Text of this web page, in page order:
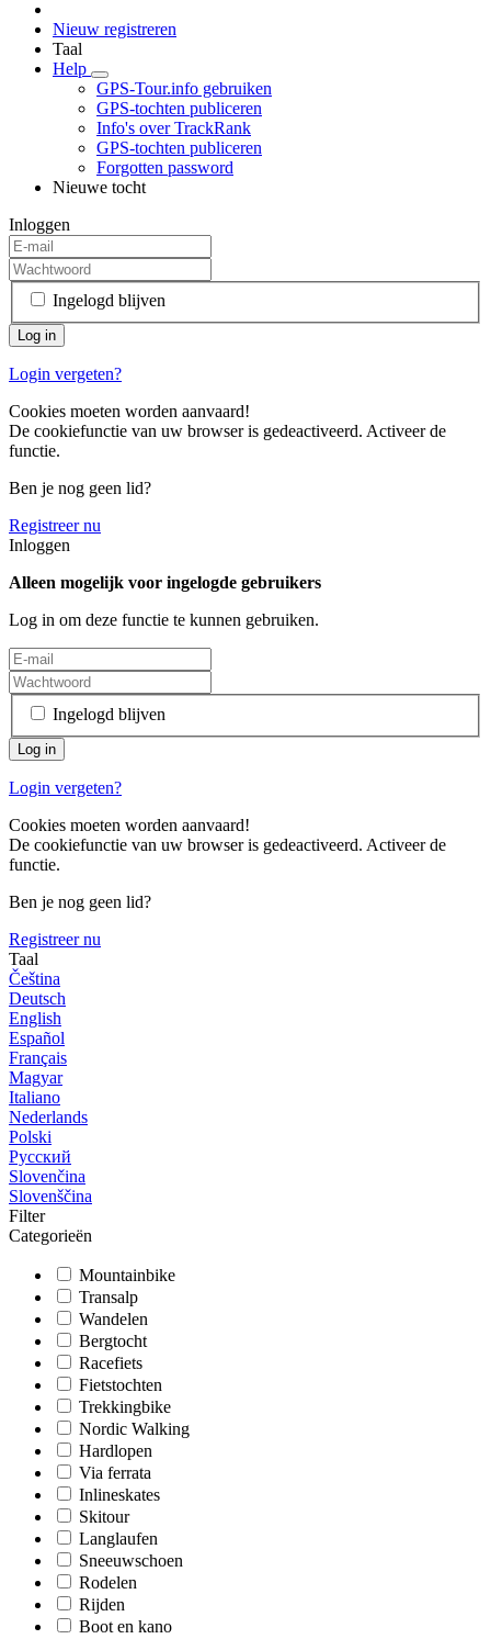
Nieuw registreren
Taal
Help
GPS-Tour.info gebruiken
GPS-tochten publiceren
Info's over TrackRank
GPS-tochten publiceren
Forgotten password
Nieuwe tocht
Inloggen
Ingelogd blijven
Login vergeten?
Cookies moeten worden aanvaard!
De cookiefunctie van uw browser is gedeactiveerd. Activeer de
functie.
Ben je nog geen lid?
Registreer nu
Inloggen
Alleen mogelijk voor ingelogde gebruikers
Log in om deze functie te kunnen gebruiken.
Ingelogd blijven
Login vergeten?
Cookies moeten worden aanvaard!
De cookiefunctie van uw browser is gedeactiveerd. Activeer de
functie.
Ben je nog geen lid?
Registreer nu
Taal
Čeština
Deutsch
English
Español
Français
Magyar
Italiano
Nederlands
Polski
Русский
Slovenčina
Slovenščina
Filter
Categorieën
Mountainbike
Transalp
Wandelen
Bergtocht
Racefiets
Fietstochten
Trekkingbike
Nordic Walking
Hardlopen
Via ferrata
Inlineskates
Skitour
Langlaufen
Sneeuwschoen
Rodelen
Rijden
Boot en kano